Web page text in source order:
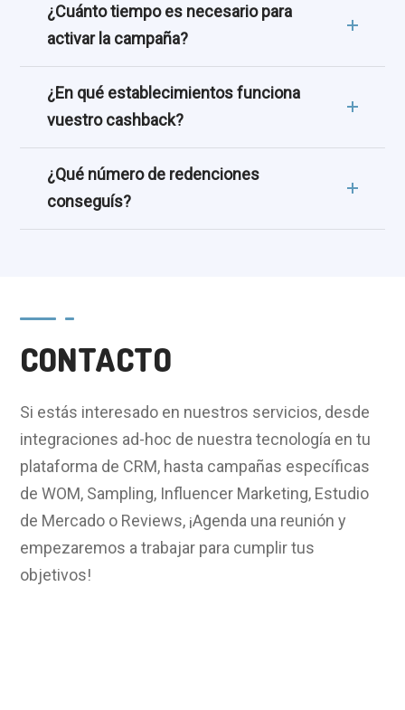
¿Cuánto tiempo es necesario para
activar la campaña?
¿En qué establecimientos funciona
vuestro cashback?
¿Qué número de redenciones
conseguís?
CONTACTO
Si estás interesado en nuestros servicios, desde
integraciones ad-hoc de nuestra tecnología en tu
plataforma de CRM, hasta campañas específicas
de WOM, Sampling, Influencer Marketing, Estudio
de Mercado o Reviews, ¡Agenda una reunión y
empezaremos a trabajar para cumplir tus
objetivos!